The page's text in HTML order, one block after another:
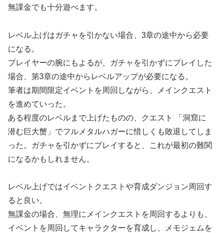
無課金でも十分遊べます。
レベル上げはガチャを引かない場合、3章の途中から必要
になる。
プレイヤーの腕にもよるが、ガチャを引かずにプレイした
場合、第3章の途中からレベルアップが必要になる。
筆者は期間限定イベントを周回しながら、メインクエスト
を進めていった。
ある程度のレベルまで上げたものの、クエスト 「洞窟に
潜む巨大蟹」でフルメタルハガーに惜しくも敗退してしま
った。ガチャを引かずにプレイすると、これが最初の難関
になるかもしれません。
レベル上げではイベントクエストや育成ダンジョン周回す
ると良い。
無課金の場合、無理にメインクエストを周回するよりも、
イベントを周回してキャラクターを育成し、メモジェムを